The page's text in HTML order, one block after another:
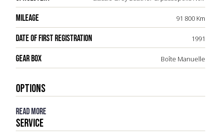
MILEAGE 91 800 Km
DATE OF FIRST REGISTRATION 1991
GEAR BOX Boîte Manuelle
OPTIONS
Read more
Service